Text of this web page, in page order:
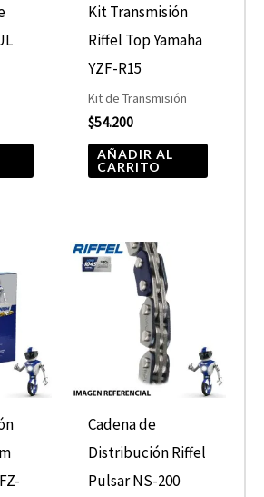
Kit Transmisión
Riffel Top Yamaha
YZF-R15
Kit de Transmisión
$54.200
AÑADIR AL
CARRITO
Cadena de
Distribución Riffel
Pulsar NS-200